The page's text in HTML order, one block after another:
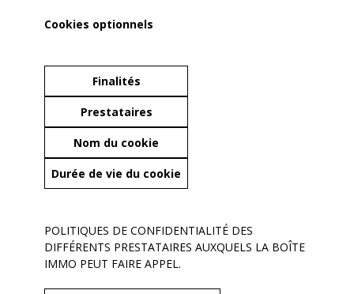
Cookies optionnels
Finalités
Prestataires
Nom du cookie
Durée de vie du cookie
POLITIQUES DE CONFIDENTIALITÉ DES
DIFFÉRENTS PRESTATAIRES AUXQUELS LA BOÎTE
IMMO PEUT FAIRE APPEL.